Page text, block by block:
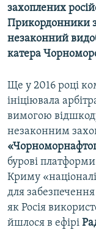
захоплених
Прикордонники
незаконний
катера
Ще у 2016 році
ініціювала
вимогою
незаконним
бурові
Криму
для
як Росія
йшлося в ефірі